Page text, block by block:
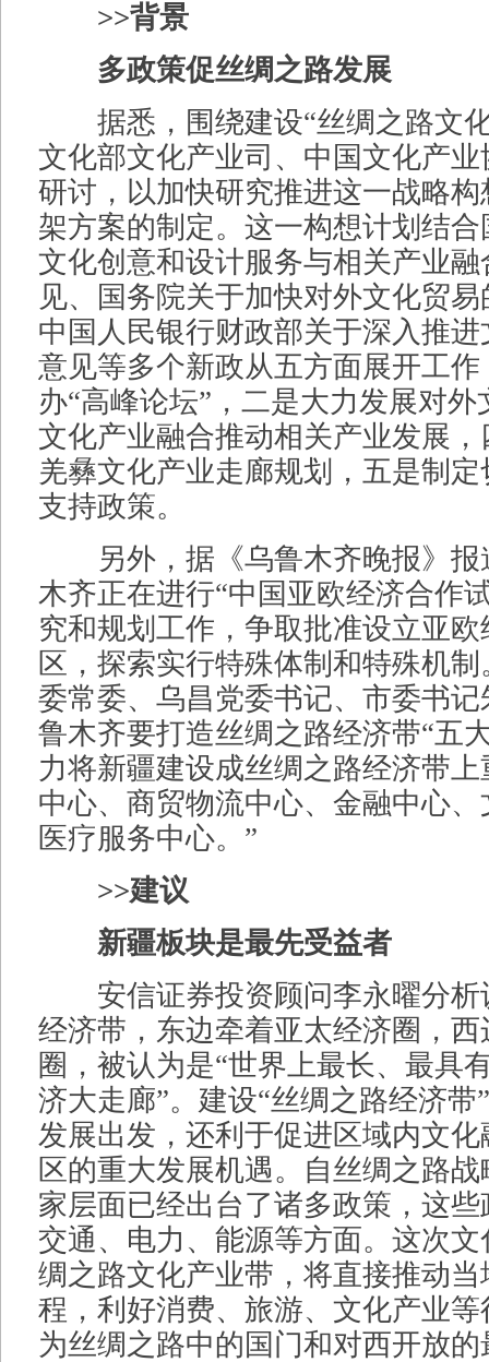
>>背景
多政策促丝绸之路发展
据悉，围绕建设“丝绸之路文化
文化部文化产业司、中国文化产
研讨，以加快研究推进这一战略
架方案的制定。这一构想计划结
文化创意和设计服务与相关产业
见、国务院关于加快对外文化贸
中国人民银行财政部关于深入推
意见等多个新政从五方面展开工
办“高峰论坛”，二是大力发展对
文化产业融合推动相关产业发展
羌彝文化产业走廊规划，五是制
支持政策。
另外，据《乌鲁木齐晚报》报
木齐正在进行“中国亚欧经济合作
究和规划工作，争取批准设立亚
区，探索实行特殊体制和特殊机
委常委、乌昌党委书记、市委书
鲁木齐要打造丝绸之路经济带“五
力将新疆建设成丝绸之路经济带
中心、商贸物流中心、金融中心
医疗服务中心。”
>>建议
新疆板块是最先受益者
安信证券投资顾问李永曜分析
经济带，东边牵着亚太经济圈，
圈，被认为是“世界上最长、最具
济大走廊”。建设“丝绸之路经济带
发展出发，还利于促进区域内文
区的重大发展机遇。自丝绸之路
家层面已经出台了诸多政策，这
交通、电力、能源等方面。这次
绸之路文化产业带，将直接推动
程，利好消费、旅游、文化产业
为丝绸之路中的国门和对西开放